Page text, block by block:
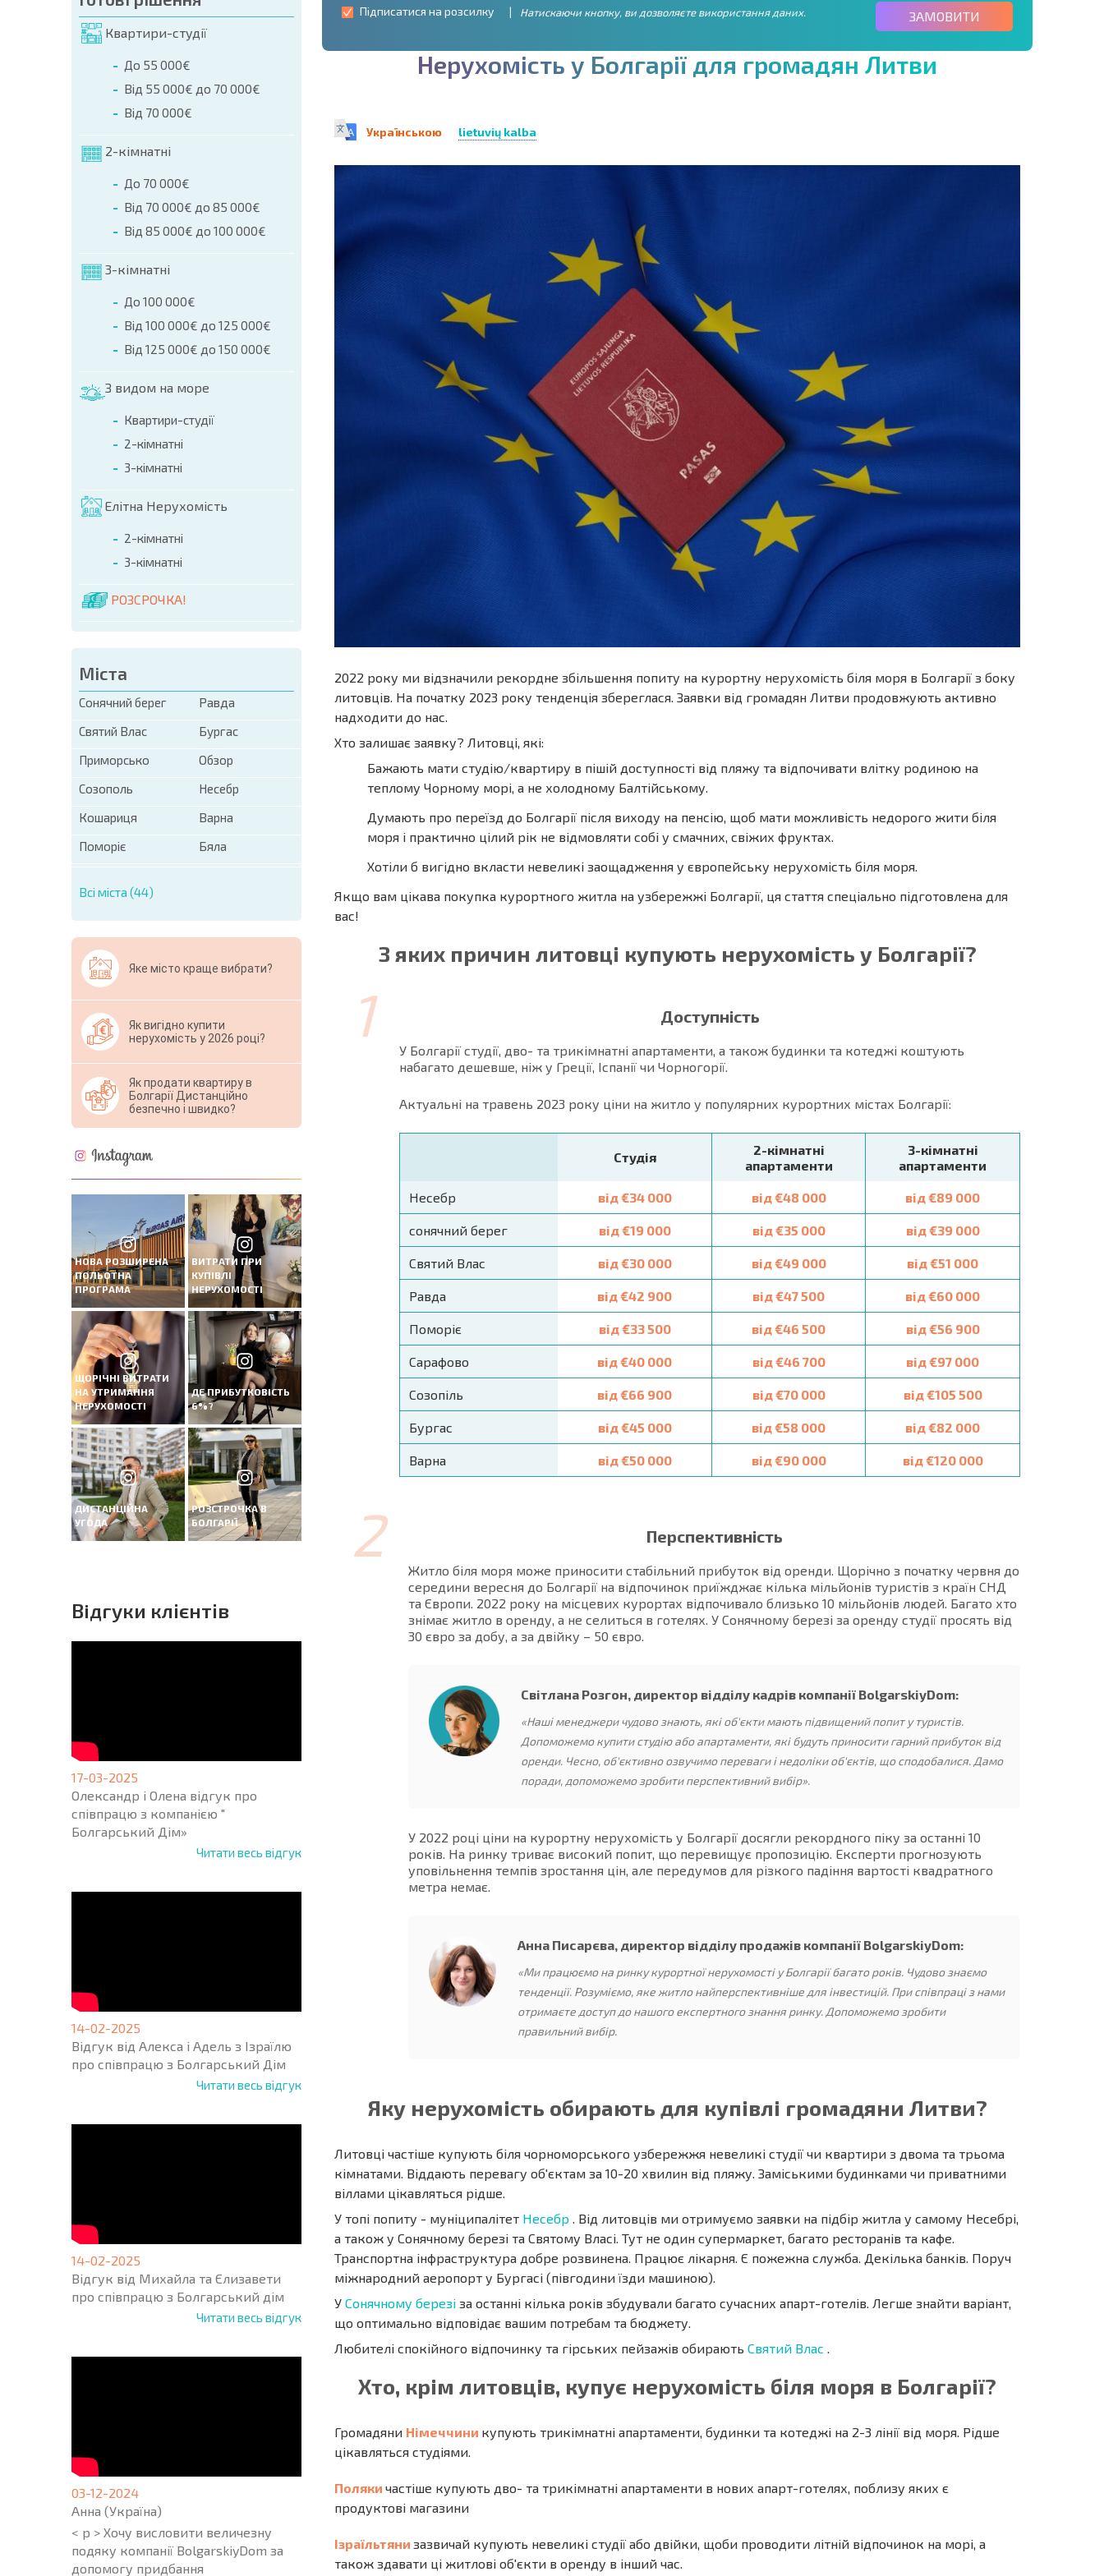
Квартири-студії
До 55 000€
Від 55 000€ до 70 000€
Від 70 000€
2-кімнатні
До 70 000€
Від 70 000€ до 85 000€
Від 85 000€ до 100 000€
3-кімнатні
До 100 000€
Від 100 000€ до 125 000€
Від 125 000€ до 150 000€
З видом на море
Квартири-студії
2-кімнатні
3-кімнатні
Елітна Нерухомість
2-кімнатні
3-кімнатні
РОЗСРОЧКА!
Міста
Сонячний берег
Равда
Святий Влас
Бургас
Приморсько
Обзор
Созополь
Несебр
Кошариця
Варна
Поморіє
Бяла
Всі міста (44)
Яке місто краще вибрати?
Як вигідно купити
нерухомість у 2026 році?
Як продати квартиру в
Болгарії Дистанційно
безпечно і швидко?
НОВА РОЗШИРЕНА
ПОЛЬОТНА
ПРОГРАМА
ВИТРАТИ ПРИ
КУПІВЛІ
НЕРУХОМОСТІ
ЩОРІЧНІ ВИТРАТИ
НА УТРИМАННЯ
НЕРУХОМОСТІ
ДЕ ПРИБУТКОВІСТЬ
6%?
ДИСТАНЦІЙНА
УГОДА
РОЗСТРОЧКА В
БОЛГАРІЇ
Вiдгуки клієнтів
17-03-2025
Олександр і Олена відгук про
співпрацю з компанією "
Болгарський Дім»
Читати весь відгук
14-02-2025
Відгук від Алекса і Адель з Ізраїлю
про співпрацю з Болгарський Дім
Читати весь відгук
14-02-2025
Відгук від Михайла та Єлизавети
про співпрацю з Болгарський дім
Читати весь відгук
03-12-2024
Анна (Україна)
< p > Хочу висловити величезну
подяку компанії BolgarskiyDom за
допомогу придбання
Підписатися на розсилку Натискаючи кнопку, ви дозволяєте використання даних. ЗАМОВИТИ
Нерухомість у Болгарії для громадян Литви
Українською lietuvių kalba
2022 року ми відзначили рекордне збільшення попиту на курортну нерухомість біля моря в Болгарії з боку
литовців. На початку 2023 року тенденція збереглася. Заявки від громадян Литви продовжують активно
надходити до нас.
Хто залишає заявку? Литовці, які:
Бажають мати студію/квартиру в пішій доступності від пляжу та відпочивати влітку родиною на
теплому Чорному морі, а не холодному Балтійському.
Думають про переїзд до Болгарії після виходу на пенсію, щоб мати можливість недорого жити біля
моря і практично цілий рік не відмовляти собі у смачних, свіжих фруктах.
Хотіли б вигідно вкласти невеликі заощадження у європейську нерухомість біля моря.
Якщо вам цікава покупка курортного житла на узбережжі Болгарії, ця стаття спеціально підготовлена ​​для
вас!
З яких причин литовці купують нерухомість у Болгарії?
1 Доступність
У Болгарії студії, дво- та трикімнатні апартаменти, а також будинки та котеджі коштують
набагато дешевше, ніж у Греції, Іспанії чи Чорногорії.
Актуальні на травень 2023 року ціни на житло у популярних курортних містах Болгарії:
Студія
2-кімнатні
апартаменти
3-кімнатні
апартаменти
Несебр від €34 000 від €48 000 від €89 000
сонячний берег від €19 000 від €35 000 від €39 000
Святий Влас від €30 000 від €49 000 від €51 000
Равда від €42 900 від €47 500 від €60 000
Поморіє від €33 500 від €46 500 від €56 900
Сарафово від €40 000 від €46 700 від €97 000
Созопіль від €66 900 від €70 000 від €105 500
Бургас від €45 000 від €58 000 від €82 000
Варна від €50 000 від €90 000 від €120 000
2 Перспективність
Житло біля моря може приносити стабільний прибуток від оренди. Щорічно з початку червня до
середини вересня до Болгарії на відпочинок приїжджає кілька мільйонів туристів з країн СНД
та Європи. 2022 року на місцевих курортах відпочивало близько 10 мільйонів людей. Багато хто
знімає житло в оренду, а не селиться в готелях. У Сонячному березі за оренду студії просять від
30 євро за добу, а за двійку – 50 євро.
Світлана Розгон, директор відділу кадрів компанії BolgarskiyDom:
«Наші менеджери чудово знають, які об'єкти мають підвищений попит у туристів.
Допоможемо купити студію або апартаменти, які будуть приносити гарний прибуток від
оренди. Чесно, об'єктивно озвучимо переваги і недоліки об'єктів, що сподобалися. Дамо
поради, допоможемо зробити перспективний вибір».
У 2022 році ціни на курортну нерухомість у Болгарії досягли рекордного піку за останні 10
років. На ринку триває високий попит, що перевищує пропозицію. Експерти прогнозують
уповільнення темпів зростання цін, але передумов для різкого падіння вартості квадратного
метра немає.
Анна Писарєва, директор відділу продажів компанії BolgarskiyDom:
«Ми працюємо на ринку курортної нерухомості у Болгарії багато років. Чудово знаємо
тенденції. Розуміємо, яке житло найперспективніше для інвестицій. При співпраці з нами
отримаєте доступ до нашого експертного знання ринку. Допоможемо зробити
правильний вибір.
Яку нерухомість обирають для купівлі громадяни Литви?
Литовці частіше купують біля чорноморського узбережжя невеликі студії чи квартири з двома та трьома
кімнатами. Віддають перевагу об'єктам за 10-20 хвилин від пляжу. Заміськими будинками чи приватними
віллами цікавляться рідше.
У топі попиту - муніципалітет Несебр
. Від литовців ми отримуємо заявки на підбір житла у самому Несебрі,
а також у Сонячному березі та Святому Власі. Тут не один супермаркет, багато ресторанів та кафе.
Транспортна інфраструктура добре розвинена. Працює лікарня. Є пожежна служба. Декілька банків. Поруч
міжнародний аеропорт у Бургасі (півгодини їзди машиною).
У Сонячному березі за останні кілька років збудували багато сучасних апарт-готелів. Легше знайти варіант,
що оптимально відповідає вашим потребам та бюджету.
Любителі спокійного відпочинку та гірських пейзажів обирають Святий Влас
Хто, крім литовців, купує нерухомість біля моря в Болгарії?
Громадяни Німеччини купують трикімнатні апартаменти, будинки та котеджі на 2-3 лінії від моря. Рідше
цікавляться студіями.
Поляки частіше купують дво- та трикімнатні апартаменти в нових апарт-готелях, поблизу яких є
продуктові магазини
Ізраїльтяни зазвичай купують невеликі студії або двійки, щоби проводити літній відпочинок на морі, а
також здавати ці житлові об'єкти в оренду в інший час.